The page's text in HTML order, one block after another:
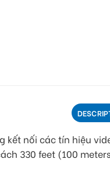
kết nối các tín hiệu
330 feet (100